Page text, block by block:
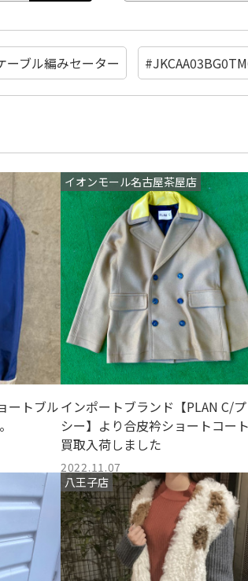
ーブル編みセーター
ートブル
イオンモール名古屋茶屋店
インポートブランド【PLAN C/
シー】より合皮衿ショートコー
買取入荷しました
2022.11.07
八王子店